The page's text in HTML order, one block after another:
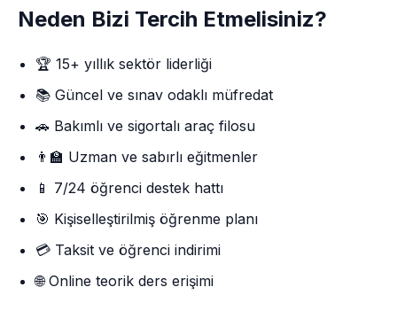
Neden Bizi Tercih Etmelisiniz?
🏆 15+ yıllık sektör liderliği
📚 Güncel ve sınav odaklı müfredat
🚗 Bakımlı ve sigortalı araç filosu
👨‍🏫 Uzman ve sabırlı eğitmenler
📱 7/24 öğrenci destek hattı
🎯 Kişiselleştirilmiş öğrenme planı
💳 Taksit ve öğrenci indirimi
🌐 Online teorik ders erişimi